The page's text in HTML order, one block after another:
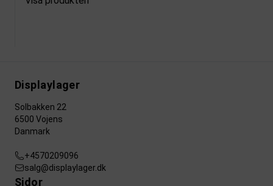
Displaylager
Solbakken 22
6500 Vojens
Danmark
+4570209096
salg@displaylager.dk
Sidor